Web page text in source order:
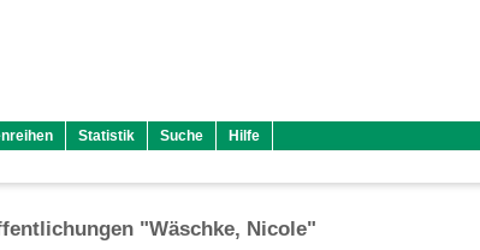
Statistik Suche Hilfe
"Wäschke, Nicole"